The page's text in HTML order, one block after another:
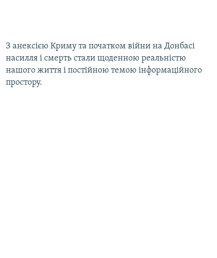
З анексією Криму та початком війни на Донбасі
насилля і смерть стали щоденною реальністю
нашого життя і постійною темою інформаційного
простору.